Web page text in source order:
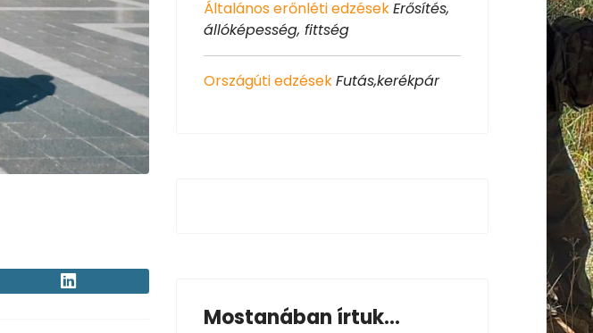
Általános erőnléti edzésekErősítés,
állóképesség, fittség
Országúti edzésekFutás,kerékpár
Mostanában írtuk...